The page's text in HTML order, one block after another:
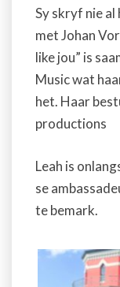
Sy skryf nie al
met Johan
like jou” is
Music wat
het. Haar
productions
Leah is
se
te bemark.